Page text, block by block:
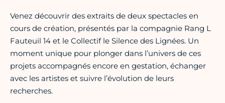
Venez découvrir des extraits de deux spectacles en
cours de création, présentés par la compagnie Rang L
Fauteuil 14 et le Collectif le Silence des Lignées. Un
moment unique pour plonger dans l’univers de ces
projets accompagnés encore en gestation, échanger
avec les artistes et suivre l’évolution de leurs
recherches.